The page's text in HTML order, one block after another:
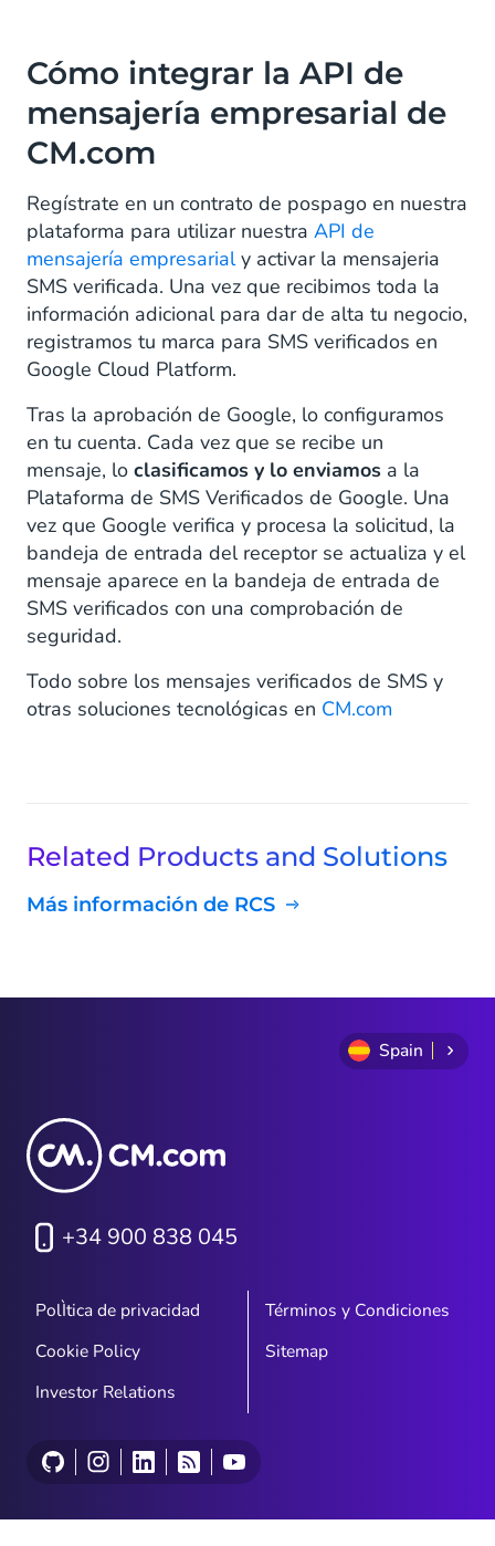
Cómo integrar la API de
mensajería empresarial de
CM.com
Regístrate en un contrato de pospago en nuestra
plataforma para utilizar nuestra API de
mensajería empresarialy activar la mensajeria
SMS verificada. Una vez que recibimos toda la
información adicional para dar de alta tu negocio,
registramos tu marca para SMS verificados en
Google Cloud Platform.
Tras la aprobación de Google, lo configuramos
en tu cuenta. Cada vez que se recibe un
mensaje, lo clasificamos y lo enviamos a la
Plataforma de SMS Verificados de Google. Una
vez que Google verifica y procesa la solicitud, la
bandeja de entrada del receptor se actualiza y el
mensaje aparece en la bandeja de entrada de
SMS verificados con una comprobación de
seguridad.
Todo sobre los mensajes verificados de SMS y
otras soluciones tecnológicas en CM.com
Related Products and Solutions
Más información de RCS
Spain
+34 900 838 045
PolÌtica de privacidad
Términos y Condiciones
Cookie Policy
Sitemap
Investor Relations